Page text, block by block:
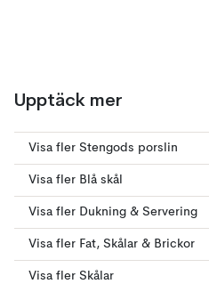
Upptäck mer
Visa fler Stengods porslin
Visa fler Blå skål
Visa fler Dukning & Servering
Visa fler Fat, Skålar & Brickor
Visa fler Skålar